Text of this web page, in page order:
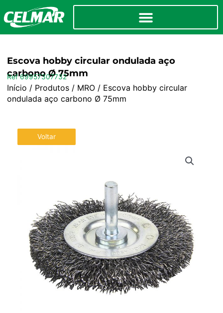
Escova hobby circular ondulada aço
carbono Ø 75mm
Ref 69957307732
Início / Produtos/ MRO/ Escova hobby circular
ondulada aço carbono Ø 75mm
Voltar